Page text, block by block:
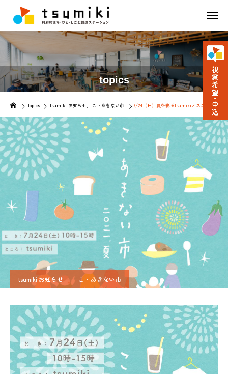
topics
topics tsumiki お知らせ こ・あきない市 7/24（日）夏を彩るtsumikiオススメ「こ・あ
tsumiki お知らせ こ・あきない市